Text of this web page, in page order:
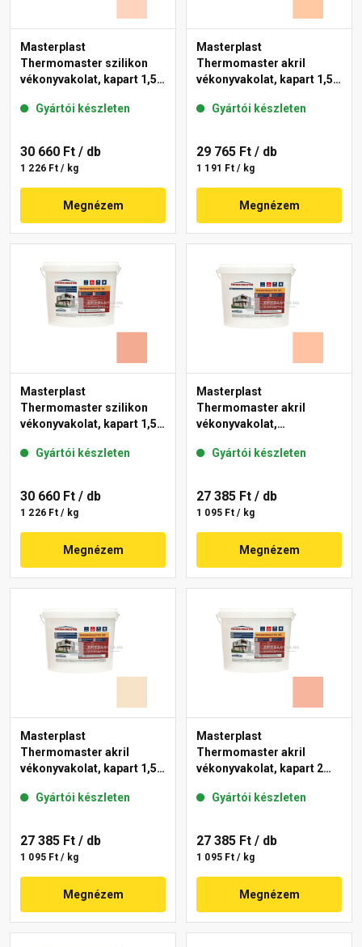
Masterplast
Thermomaster szilikon
vékonyvakolat, kapart 1,5
Gyártói készleten
30 660 Ft / db
1 226 Ft / kg
Megnézem
Masterplast
Thermomaster akril
vékonyvakolat, kapart 1,5
Gyártói készleten
29 765 Ft / db
1 191 Ft / kg
Megnézem
Masterplast
Thermomaster szilikon
vékonyvakolat, kapart 1,5
Gyártói készleten
30 660 Ft / db
1 226 Ft / kg
Megnézem
Masterplast
Thermomaster akril
vékonyvakolat,
15-D 25 kg
Gyártói készleten
27 385 Ft / db
1 095 Ft / kg
Megnézem
Masterplast
Thermomaster akril
vékonyvakolat, kapart 1,5
Gyártói készleten
27 385 Ft / db
1 095 Ft / kg
Megnézem
Masterplast
Thermomaster akril
vékonyvakolat, kapart 2
Gyártói készleten
27 385 Ft / db
1 095 Ft / kg
Megnézem